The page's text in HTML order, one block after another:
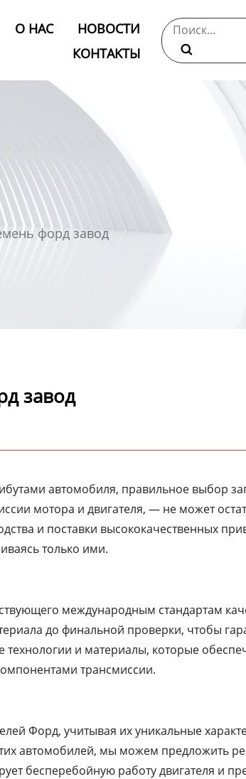
O HAC
НОВОСТИ
КОНТАKTЫ

форд завод
завод
автомобиля, правильное выбор
мотора и двигателя, — не может
и поставки высококачественных
только ими.
международным стандартам
до финальной проверки, чтобы
и материалы, которые
трансмиссии.
Форд, учитывая их уникальные
автомобилей, мы можем предложить
бесперебойную работу двигателя и